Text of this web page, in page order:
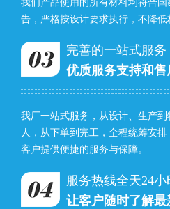
我们产品使用的所有材料均符合
告，严格按设计要求执行，不降低
完善的一站式服务
优质服务支持和售
我厂一站式服务，从设计、生产
人，从下单到完工，全程统筹安
客户提供便捷的服务与保障。
服务热线全天24小
让客户随时了解